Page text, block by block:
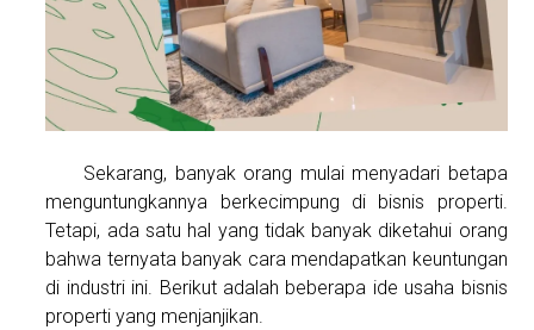
Sekarang, banyak orang mulai menyadari betapa
menguntungkannya berkecimpung di bisnis properti.
Tetapi, ada satu hal yang tidak banyak diketahui orang
bahwa ternyata banyak cara mendapatkan keuntungan
di industri ini. Berikut adalah beberapa ide usaha bisnis
properti yang menjanjikan.